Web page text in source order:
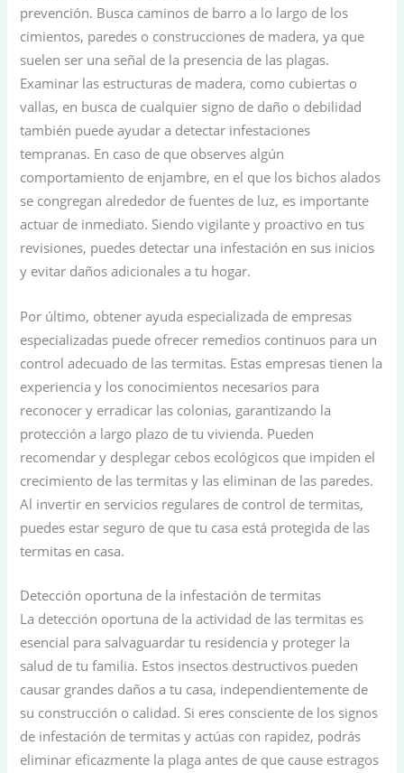
prevención. Busca caminos de barro a lo largo de los
cimientos, paredes o construcciones de madera, ya que
suelen ser una señal de la presencia de las plagas.
Examinar las estructuras de madera, como cubiertas o
vallas, en busca de cualquier signo de daño o debilidad
también puede ayudar a detectar infestaciones
tempranas. En caso de que observes algún
comportamiento de enjambre, en el que los bichos alados
se congregan alrededor de fuentes de luz, es importante
actuar de inmediato. Siendo vigilante y proactivo en tus
revisiones, puedes detectar una infestación en sus inicios
y evitar daños adicionales a tu hogar.
Por último, obtener ayuda especializada de empresas
especializadas puede ofrecer remedios continuos para un
control adecuado de las termitas. Estas empresas tienen la
experiencia y los conocimientos necesarios para
reconocer y erradicar las colonias, garantizando la
protección a largo plazo de tu vivienda. Pueden
recomendar y desplegar cebos ecológicos que impiden el
crecimiento de las termitas y las eliminan de las paredes.
Al invertir en servicios regulares de control de termitas,
puedes estar seguro de que tu casa está protegida de las
termitas en casa.
Detección oportuna de la infestación de termitas
La detección oportuna de la actividad de las termitas es
esencial para salvaguardar tu residencia y proteger la
salud de tu familia. Estos insectos destructivos pueden
causar grandes daños a tu casa, independientemente de
su construcción o calidad. Si eres consciente de los signos
de infestación de termitas y actúas con rapidez, podrás
eliminar eficazmente la plaga antes de que cause estragos